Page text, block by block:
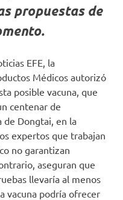
propuestas de
EFE, la
Médicos autorizó
posible vacuna, que
centenar de
de Dongtai, en la
expertos que trabajan
no garantizan
aseguran que
llevaría al menos
vacuna podría ofrecer